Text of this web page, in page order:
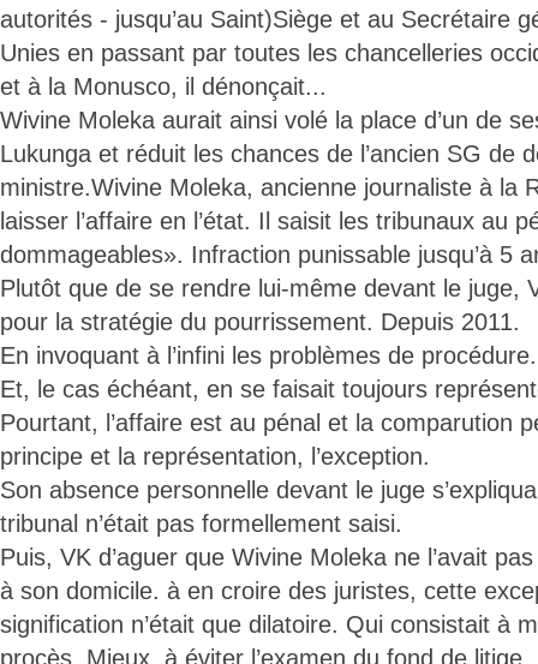
autorités - jusqu’au Saint)Siège et au Secrétaire
Unies en passant par toutes les chancelleries
et à la Monusco, il dénonçait...
Wivine Moleka aurait ainsi volé la place d’un de
Lukunga et réduit les chances de l’ancien SG de
ministre.Wivine Moleka, ancienne journaliste à la
laisser l’affaire en l’état. Il saisit les tribunaux au
dommageables». Infraction punissable jusqu’à 5
Plutôt que de se rendre lui-même devant le juge,
pour la stratégie du pourrissement. Depuis 2011.
En invoquant à l’infini les problèmes de
Et, le cas échéant, en se faisait toujours
Pourtant, l’affaire est au pénal et la comparution
principe et la représentation, l’exception.
Son absence personnelle devant le juge
tribunal n’était pas formellement saisi.
Puis, VK d’aguer que Wivine Moleka ne l’avait
à son domicile. à en croire des juristes, cette
signification n’était que dilatoire. Qui consistait à
procès. Mieux, à éviter l’examen du fond de